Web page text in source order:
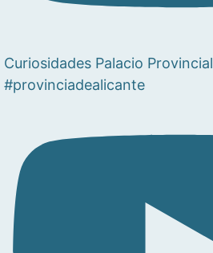
Curiosidades Palacio Provincial
#provinciadealicante